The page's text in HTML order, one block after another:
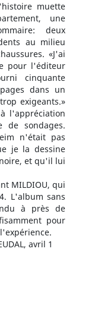
muette
une
deux
au milieu
«J'ai
pour l'éditeur
cinquante
dans un
exigeants.»
l'appréciation
de sondages.
n'était pas
je la dessine
et qu'il lui
MILDIOU, qui
L'album sans
à près de
pour
avril 1